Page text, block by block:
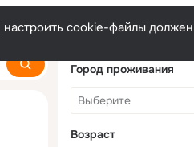
настроить cookie-файлы
Город проживания
Возраст